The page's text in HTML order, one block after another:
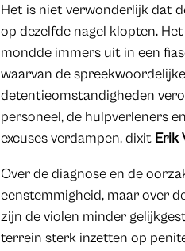
Het is niet verwonderlijk dat
op dezelfde nagel klopten.
mondde immers uit in een
waarvan de
detentieomstandigheden
personeel, de hulpverleners
excuses verdampen, dixit Erik
Over de diagnose en de
eenstemmigheid, maar over
zijn de violen minder
terrein sterk inzetten op